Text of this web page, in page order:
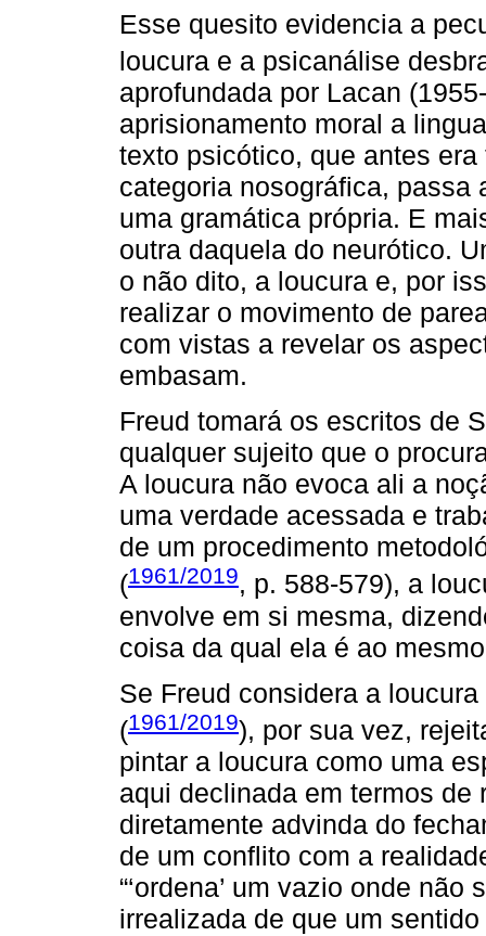
Esse quesito evidencia a
loucura e a psicanálise
aprofundada por Lacan
aprisionamento moral a
texto psicótico, que antes
categoria nosográfica, passa
uma gramática própria. E
outra daquela do neurótico.
o não dito, a loucura e, por
realizar o movimento de
com vistas a revelar os
embasam.
Freud tomará os escritos de
qualquer sujeito que o
A loucura não evoca ali a
uma verdade acessada e
de um procedimento
(1961/2019, p. 588-579), a
envolve em si mesma,
coisa da qual ela é ao
Se Freud considera a
(1961/2019), por sua vez,
pintar a loucura como uma
aqui declinada em termos
diretamente advinda do
de um conflito com a
“‘ordena’ um vazio onde
irrealizada de que um